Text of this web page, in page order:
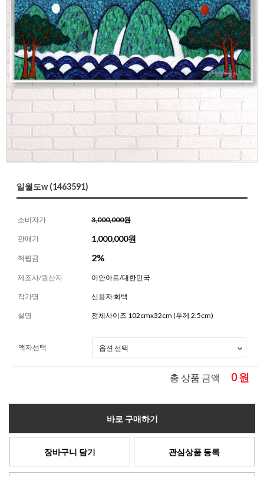
일월도w (1463591)
소비자가 3,000,000원
판매가 1,000,000원
적립금 2%
제조사/원산지 이안아트/대한민국
작가명 신용자 화백
설명 전체사이즈 102cmx32cm (두께 2.5cm)
액자선택
총 상품 금액 0원
바로 구매하기
장바구니 담기 관심상품 등록